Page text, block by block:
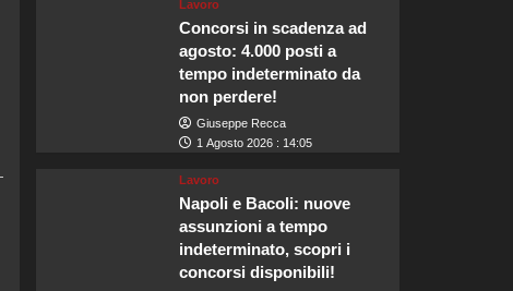
Lavoro
Concorsi in scadenza ad
agosto: 4.000 posti a
tempo indeterminato da
non perdere!
Giuseppe Recca
1 Agosto 2026 : 14:05
Lavoro
Napoli e Bacoli: nuove
assunzioni a tempo
indeterminato, scopri i
concorsi disponibili!